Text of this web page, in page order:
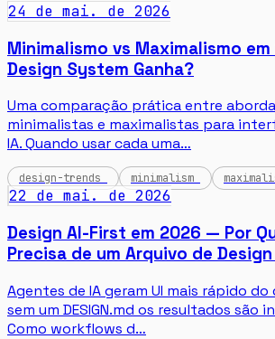
24 de mai. de 2026
Minimalismo vs Maximalismo
Design System Ganha?
Uma comparação prática entre
minimalistas e maximalistas para
IA. Quando usar cada uma…
design-trends minimalism
22 de mai. de 2026
Design AI-First em 2026 — Por
Precisa de um Arquivo de
Agentes de IA geram UI mais rápido do
sem um DESIGN.md os resultados são
Como workflows d…